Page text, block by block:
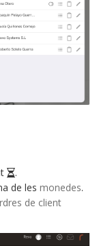
.
de les monedes.
de client